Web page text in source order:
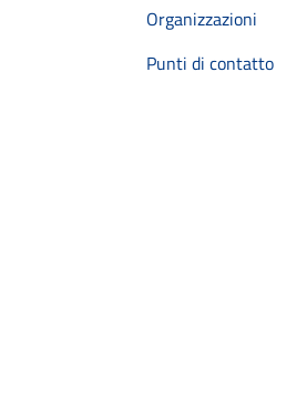
Organizzazioni
Punti di contatto